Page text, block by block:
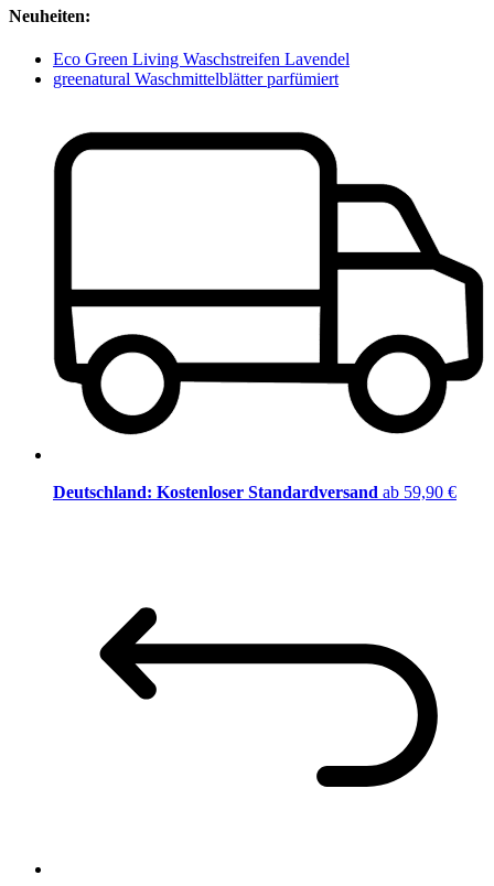
Neuheiten:
Eco Green Living Waschstreifen Lavendel
greenatural Waschmittelblätter parfümiert
Deutschland: Kostenloser Standardversand ab 59,90 €